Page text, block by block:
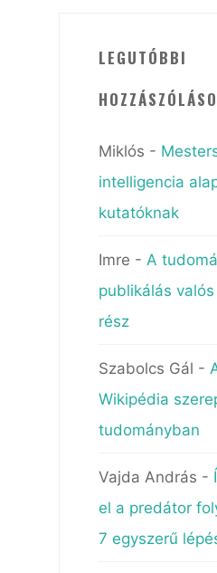
LEGUTÓBBI
Miklós -
intelligencia
kutatóknak
Imre - A
publikálás valós
rész
Szabolcs Gál -
Wikipédia
tudományban
Vajda András -
el a predátor
7 egyszerű